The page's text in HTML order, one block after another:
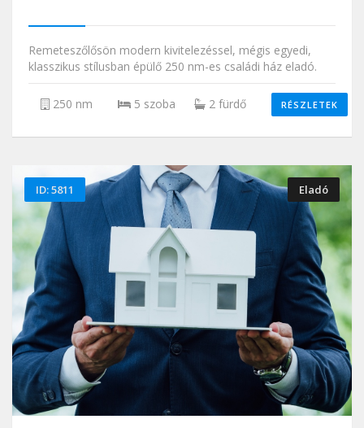
Remeteszőlősön modern kivitelezéssel, mégis egyedi,
klasszikus stílusban épülő 250 nm-es családi ház eladó.
250 nm 5 szoba 2 fürdő RÉSZLETEK
ID: 5811 Eladó